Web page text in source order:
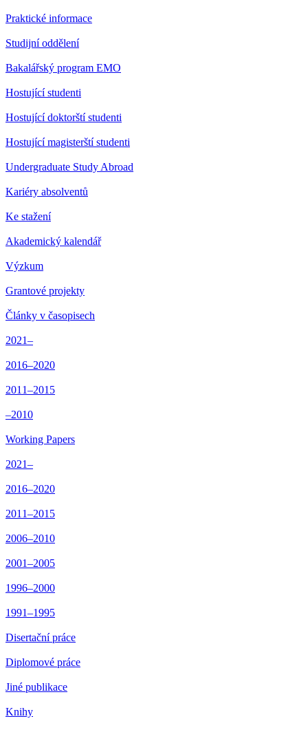
Praktické informace
Studijní oddělení
Bakalářský program EMO
Hostující studenti
Hostující doktorští studenti
Hostující magisterští studenti
Undergraduate Study Abroad
Kariéry absolventů
Ke stažení
Akademický kalendář
Výzkum
Grantové projekty
Články v časopisech
2021–
2016–2020
2011–2015
–2010
Working Papers
2021–
2016–2020
2011–2015
2006–2010
2001–2005
1996–2000
1991–1995
Disertační práce
Diplomové práce
Jiné publikace
Knihy